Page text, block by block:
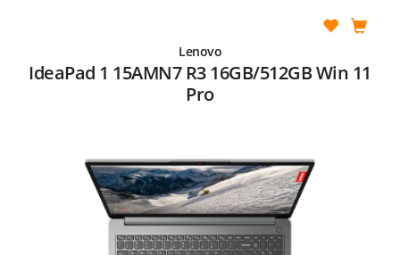
Lenovo
IdeaPad 1 15AMN7 R3 16GB/512GB Win 11
Pro